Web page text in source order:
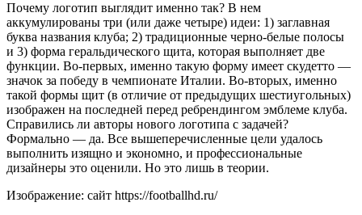
Почему логотип выглядит именно так? В нем
аккумулированы три (или даже четыре) идеи: 1) заглавная
буква названия клуба; 2) традиционные черно-белые полосы
и 3) форма геральдического щита, которая выполняет две
функции. Во-первых, именно такую форму имеет скудетто —
значок за победу в чемпионате Италии. Во-вторых, именно
такой формы щит (в отличие от предыдущих шестиугольных)
изображен на последней перед ребрендингом эмблеме клуба.
Справились ли авторы нового логотипа с задачей?
Формально — да. Все вышеперечисленные цели удалось
выполнить изящно и экономно, и профессиональные
дизайнеры это оценили. Но это лишь в теории.
Изображение: сайт https://footballhd.ru/